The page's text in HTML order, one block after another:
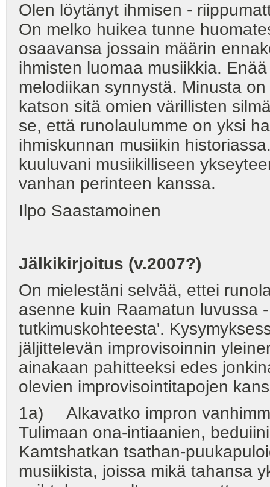
Olen löytänyt ihmisen -
On melko huikea tunne
osaavansa jossain määrin
ihmisten luomaa musiikkia.
melodiikan synnystä. Minusta
katson sitä omien värillisten
se, että runolaulumme on yksi
ihmiskunnan musiikin
kuuluvani musiikilliseen
vanhan perinteen kanssa.
Ilpo Saastamoinen
Jälkikirjoitus (v.2007?)
On mielestäni selvää, ettei
asenne kuin Raamatun luvussa
tutkimuskohteesta'.
jäljittelevän improvisoinnin
ainakaan pahitteeksi edes
olevien improvisointitapojen
1a) Alkavatko impron
Tulimaan ona-intiaanien,
Kamtshatkan tsathan-
musiikista, joissa mikä tahansa